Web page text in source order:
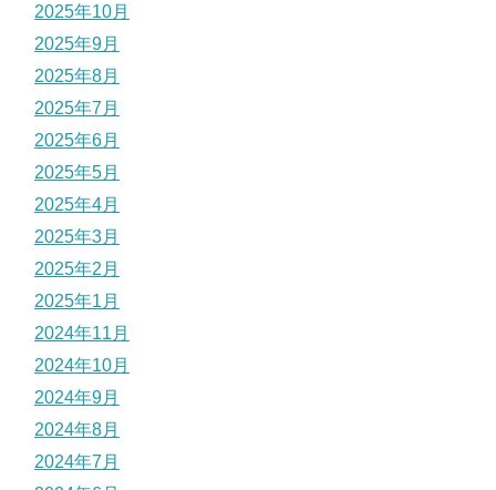
2025年10月
2025年9月
2025年8月
2025年7月
2025年6月
2025年5月
2025年4月
2025年3月
2025年2月
2025年1月
2024年11月
2024年10月
2024年9月
2024年8月
2024年7月